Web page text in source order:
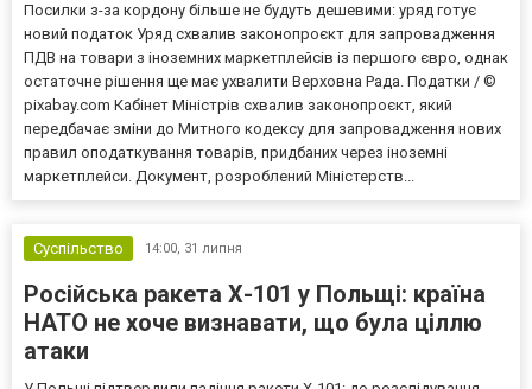
Посилки з-за кордону більше не будуть дешевими: уряд готує
новий податок Уряд схвалив законопроєкт для запровадження
ПДВ на товари з іноземних маркетплейсів із першого євро, однак
остаточне рішення ще має ухвалити Верховна Рада. Податки / ©
pixabay.com Кабінет Міністрів схвалив законопроєкт, який
передбачає зміни до Митного кодексу для запровадження нових
правил оподаткування товарів, придбаних через іноземні
маркетплейси. Документ, розроблений Міністерств...
Суспільство 14:00, 31 липня
Російська ракета Х-101 у Польщі: країна
НАТО не хоче визнавати, що була ціллю
атаки